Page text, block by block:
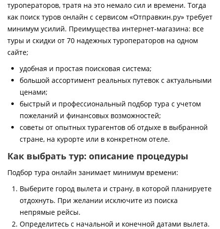
туроператоров, тратя на это немало сил и времени. Тогда
как поиск туров онлайн с сервисом «Отправкин.ру» требует
минимум усилий. Преимущества интернет-магазина: все
туры и скидки от 70 надежных туроператоров на одном
сайте;
удобная и простая поисковая система;
большой ассортимент реальных путевок с актуальными
ценами;
быстрый и профессиональный подбор тура с учетом
пожеланий и финансовых возможностей;
советы от опытных турагентов об отдыхе в выбранной
стране, на курорте или в конкретном отеле.
Как выбрать тур: описание процедуры
Подбор тура онлайн занимает минимум времени:
Выберите город вылета и страну, в которой планируете
отдохнуть. При желании исключите из поиска
непрямые рейсы.
Определитесь с начальной и конечной датами вылета.